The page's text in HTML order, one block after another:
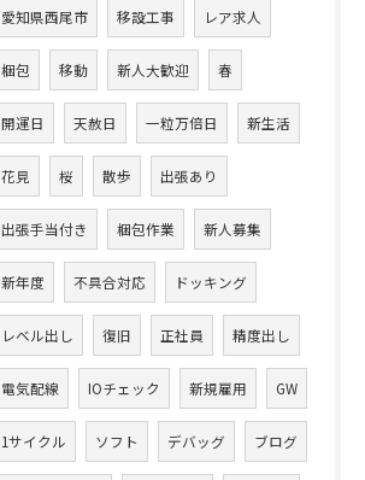
愛知県西尾市 移設工事 レア求人
梱包 移動 新人大歓迎 春
開運日 天赦日 一粒万倍日 新生活
花見 桜 散歩 出張あり
出張手当付き 梱包作業 新人募集
新年度 不具合対応 ドッキング
レベル出し 復旧 正社員 精度出し
電気配線 IOチェック 新規雇用 GW
1サイクル ソフト デバッグ ブログ